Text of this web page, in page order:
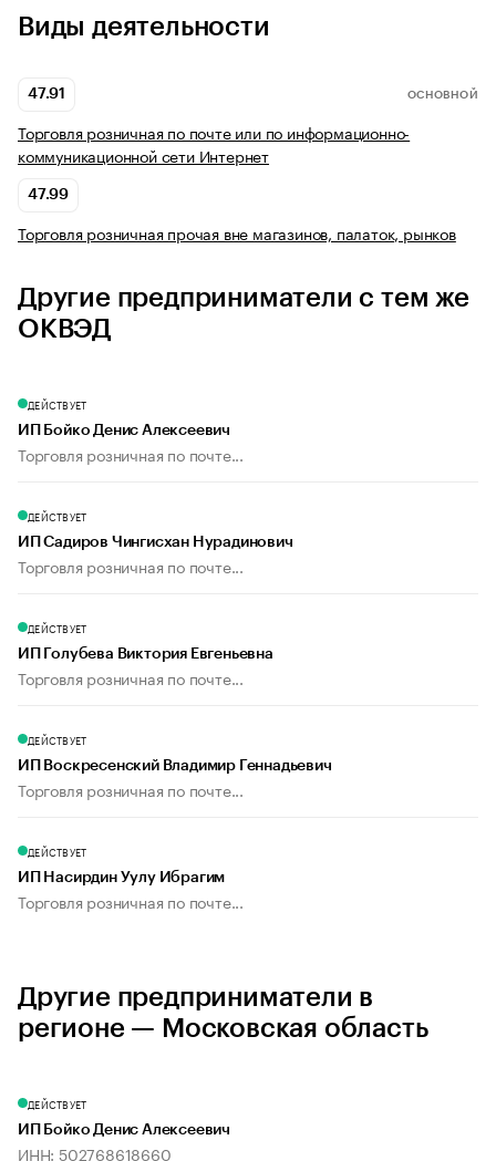
Виды деятельности
47.91 ОСНОВНОЙ
Торговля розничная по почте или по информационно-
коммуникационной сети Интернет
47.99
Торговля розничная прочая вне магазинов, палаток, рынков
Другие предприниматели с тем же
ОКВЭД
ДЕЙСТВУЕТ
ИП Бойко Денис Алексеевич
Торговля розничная по почте...
ДЕЙСТВУЕТ
ИП Садиров Чингисхан Нурадинович
Торговля розничная по почте...
ДЕЙСТВУЕТ
ИП Голубева Виктория Евгеньевна
Торговля розничная по почте...
ДЕЙСТВУЕТ
ИП Воскресенский Владимир Геннадьевич
Торговля розничная по почте...
ДЕЙСТВУЕТ
ИП Насирдин Уулу Ибрагим
Торговля розничная по почте...
Другие предприниматели в
регионе — Московская область
ДЕЙСТВУЕТ
ИП Бойко Денис Алексеевич
ИНН: 502768618660